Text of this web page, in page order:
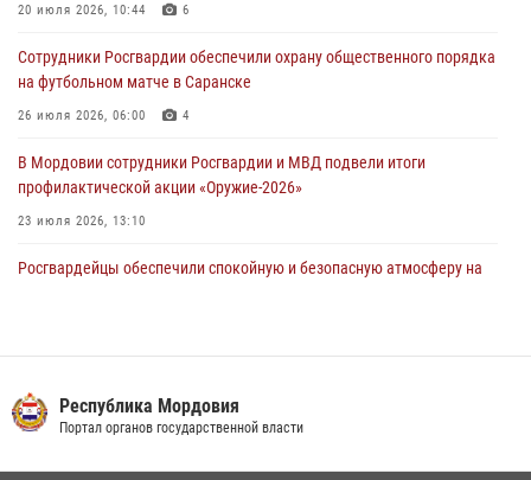
разрешительной работы передал очередную партию вооружения в
зону СВО
04 августа 2026, 11:13
20 июля 2026, 10:44 6
Сотрудники Росгвардии обеспечили охрану общественного порядка
на футбольном матче в Саранске
26 июля 2026, 06:00 4
В Мордовии сотрудники Росгвардии и МВД подвели итоги
профилактической акции «Оружие‑2026»
23 июля 2026, 13:10
Росгвардейцы обеспечили спокойную и безопасную атмосферу на
обеспечили безопасность на футбольных мероприятиях: от
регионального турнира до Суперкубка России
Республика Мордовия
Портал органов государственной власти